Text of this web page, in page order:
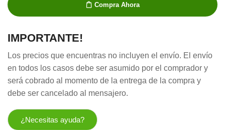
Compra Ahora
IMPORTANTE!
Los precios que encuentras no incluyen el envío. El envío
en todos los casos debe ser asumido por el comprador y
será cobrado al momento de la entrega de la compra y
debe ser cancelado al mensajero.
¿Necesitas ayuda?